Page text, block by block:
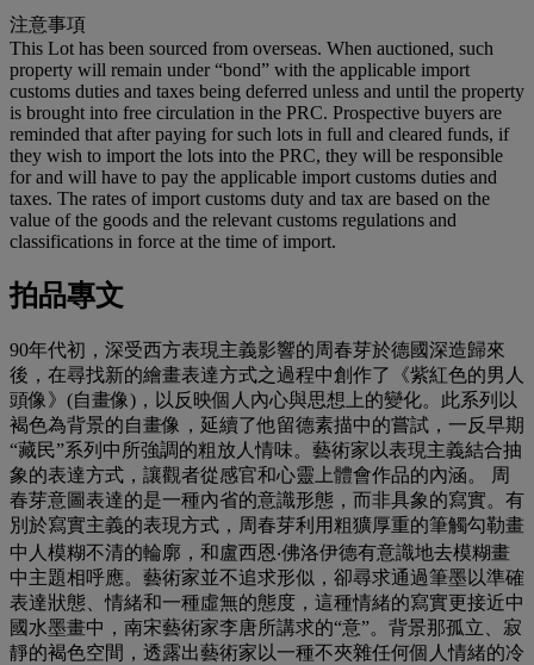
注意事項
This Lot has been sourced from overseas. When auctioned, such
property will remain under “bond” with the applicable import
customs duties and taxes being deferred unless and until the property
is brought into free circulation in the PRC. Prospective buyers are
reminded that after paying for such lots in full and cleared funds, if
they wish to import the lots into the PRC, they will be responsible
for and will have to pay the applicable import customs duties and
taxes. The rates of import customs duty and tax are based on the
value of the goods and the relevant customs regulations and
classifications in force at the time of import.
拍品專文
90年代初，深受西方表現主義影響的周春芽於德國深造歸來
後，在尋找新的繪畫表達方式之過程中創作了《紫紅色的男人
頭像》(自畫像)，以反映個人內心與思想上的變化。此系列以
褐色為背景的自畫像，延續了他留德素描中的嘗試，一反早期
“藏民”系列中所強調的粗放人情味。藝術家以表現主義結合抽
象的表達方式，讓觀者從感官和心靈上體會作品的內涵。 周
春芽意圖表達的是一種內省的意識形態，而非具象的寫實。有
別於寫實主義的表現方式，周春芽利用粗獷厚重的筆觸勾勒畫
中人模糊不清的輪廓，和盧西恩‧佛洛伊德有意識地去模糊畫
中主題相呼應。藝術家並不追求形似，卻尋求通過筆墨以準確
表達狀態、情緒和一種虛無的態度，這種情緒的寫實更接近中
國水墨畫中，南宋藝術家李唐所講求的“意”。背景那孤立、寂
靜的褐色空間，透露出藝術家以一種不夾雜任何個人情緒的冷